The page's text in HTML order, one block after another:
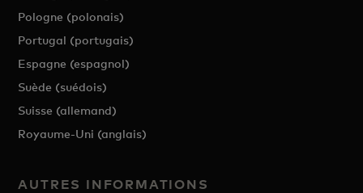
Pologne (polonais)
Portugal (portugais)
Espagne (espagnol)
Suède (suédois)
Suisse (allemand)
Royaume-Uni (anglais)
AUTRES INFORMATIONS